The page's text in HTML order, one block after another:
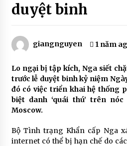
duyệt binh
giangnguyen 1 năm
Lo ngại bị tập kích, Nga siết
trước lễ duyệt binh kỷ niệm
đó có việc triển khai hệ thống
biệt danh ‘quái thú’ trên
Moscow.
Bộ Tình trạng Khẩn cấp Nga
internet có thể bị hạn chế do